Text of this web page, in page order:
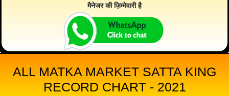
मैनेजर की ज़िम्मेवारी है
ALL MATKA MARKET SATTA KING
RECORD CHART - 2021